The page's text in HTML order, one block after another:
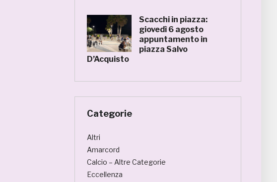
Scacchi in piazza:
giovedì 6 agosto
appuntamento in
piazza Salvo
D’Acquisto
Categorie
Altri
Amarcord
Calcio – Altre Categorie
Eccellenza